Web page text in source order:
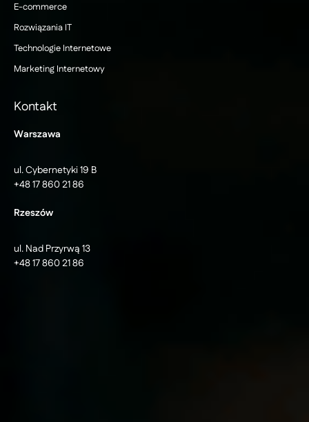
E-commerce
Rozwiązania IT
Technologie Internetowe
Marketing Internetowy
Kontakt
Warszawa
ul. Cybernetyki 19 B
+48 17 860 21 86
Rzeszów
ul. Nad Przyrwą 13
+48 17 860 21 86